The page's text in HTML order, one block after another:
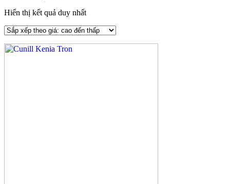
Hiển thị kết quả duy nhất